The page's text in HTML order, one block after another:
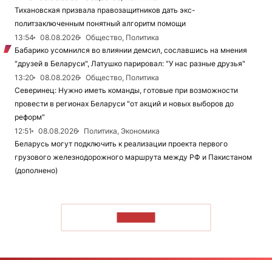
Тихановская призвала правозащитников дать экс-
политзаключенным понятный алгоритм помощи
13:54
08.08.2026
Общество, Политика
Бабарико усомнился во влиянии демсил, сославшись на мнения
"друзей в Беларуси", Латушко парировал: "У нас разные друзья"
13:20
08.08.2026
Общество, Политика
Северинец: Нужно иметь команды, готовые при возможности
провести в регионах Беларуси "от акций и новых выборов до
реформ"
12:51
08.08.2026
Политика, Экономика
Беларусь могут подключить к реализации проекта первого
грузового железнодорожного маршрута между РФ и Пакистаном
(дополнено)